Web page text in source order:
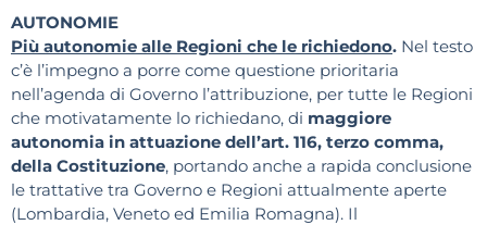
AUTONOMIE
Più autonomie alle Regioni che le richiedono. Nel testo
c’è l’impegno a porre come questione prioritaria
nell’agenda di Governo l’attribuzione, per tutte le Regioni
che motivatamente lo richiedano, di maggiore
autonomia in attuazione dell’art. 116, terzo comma,
della Costituzione, portando anche a rapida conclusione
le trattative tra Governo e Regioni attualmente aperte
(Lombardia, Veneto ed Emilia Romagna). Il